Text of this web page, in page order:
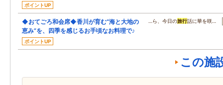
ポイントUP
◆おてごろ和会席◆香川が育む“海と大地の
恵み”を、四季を感じるお手頃なお料理で♪
ポイントUP
…ら、今日の旅行話に華を咲…
この施